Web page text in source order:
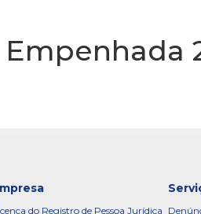
do Registro de Pessoa Jurídica